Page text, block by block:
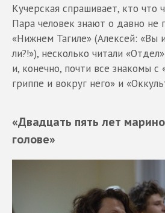
Кучерская спрашивает, кто что
Пара человек знают о давно не
«Нижнем Тагиле» (Алексей: «Вы
ли?!»), несколько читали
и, конечно, почти все знакомы
гриппе и вокруг него» и
«Двадцать пять лет
голове»